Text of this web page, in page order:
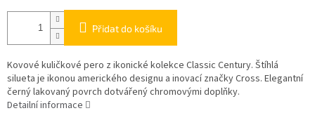
Přidat do košíku
Kovové kuličkové pero z ikonické kolekce Classic Century. Štíhlá
silueta je ikonou amerického designu a inovací značky Cross. Elegantní
černý lakovaný povrch dotvářený chromovými doplňky.
Detailní informace